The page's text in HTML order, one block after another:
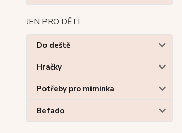
JEN PRO DĚTI
Do deště
Hračky
Potřeby pro miminka
Befado